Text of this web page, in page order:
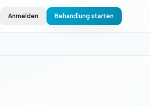
Anmelden Behandlung starten